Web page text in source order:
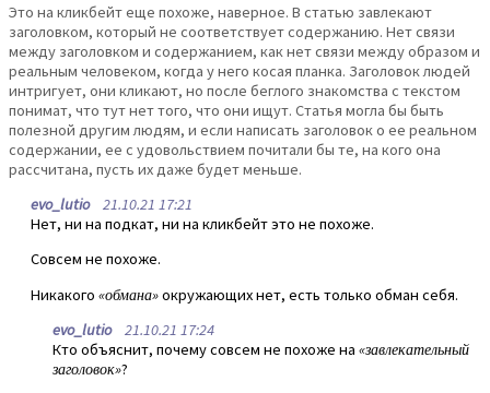
Это на кликбейт еще похоже, наверное. В статью завлекают
заголовком, который не соответствует содержанию. Нет связи
между заголовком и содержанием, как нет связи между образом и
реальным человеком, когда у него косая планка. Заголовок людей
интригует, они кликают, но после беглого знакомства с текстом
понимат, что тут нет того, что они ищут. Статья могла бы быть
полезной другим людям, и если написать заголовок о ее реальном
содержании, ее с удовольствием почитали бы те, на кого она
рассчитана, пусть их даже будет меньше.
evo_lutio21.10.21 17:21
Нет, ни на подкат, ни на кликбейт это не похоже.
Совсем не похоже.
Никакого «обмана»окружающих нет, есть только обман себя.
evo_lutio21.10.21 17:24
Кто объяснит, почему совсем не похоже на «завлекательный
заголовок»?